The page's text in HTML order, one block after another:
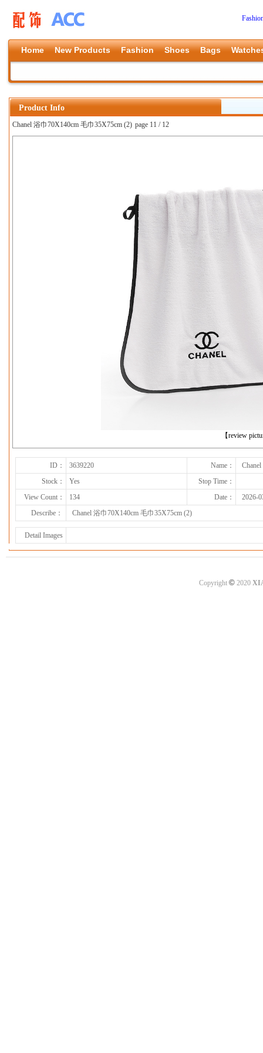
Home New Products Fashion Shoes Bags
Product Info
Chanel 浴巾70X140cm 毛巾35X75cm (2) page 11 / 12
【review
ID： 3639220 Name：
Stock：
Yes
Stop Time：
View Count：
134 Date：
2026-
Describe：
Chanel 浴巾70X140cm 毛巾35X75cm (2)
Detail Images
Copyright ©2020